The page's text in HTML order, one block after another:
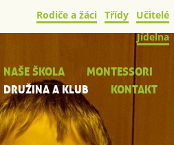
Rodiče a žáci Třídy
Učitelé
Jídelna
NAŠE ŠKOLA MONTESSORI
DRUŽINA A KLUB
KONTAKT